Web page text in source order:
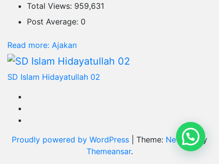
Total Views: 959,631
Post Average: 0
Read more: Ajakan
SD Islam Hidayatullah 02
Proudly powered by WordPress Theme: Newsupby
Themeansar.